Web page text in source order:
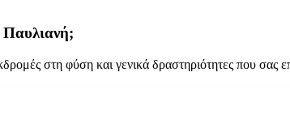
Παυλιανή;
στη φύση και γενικά δραστηριότητες που σας